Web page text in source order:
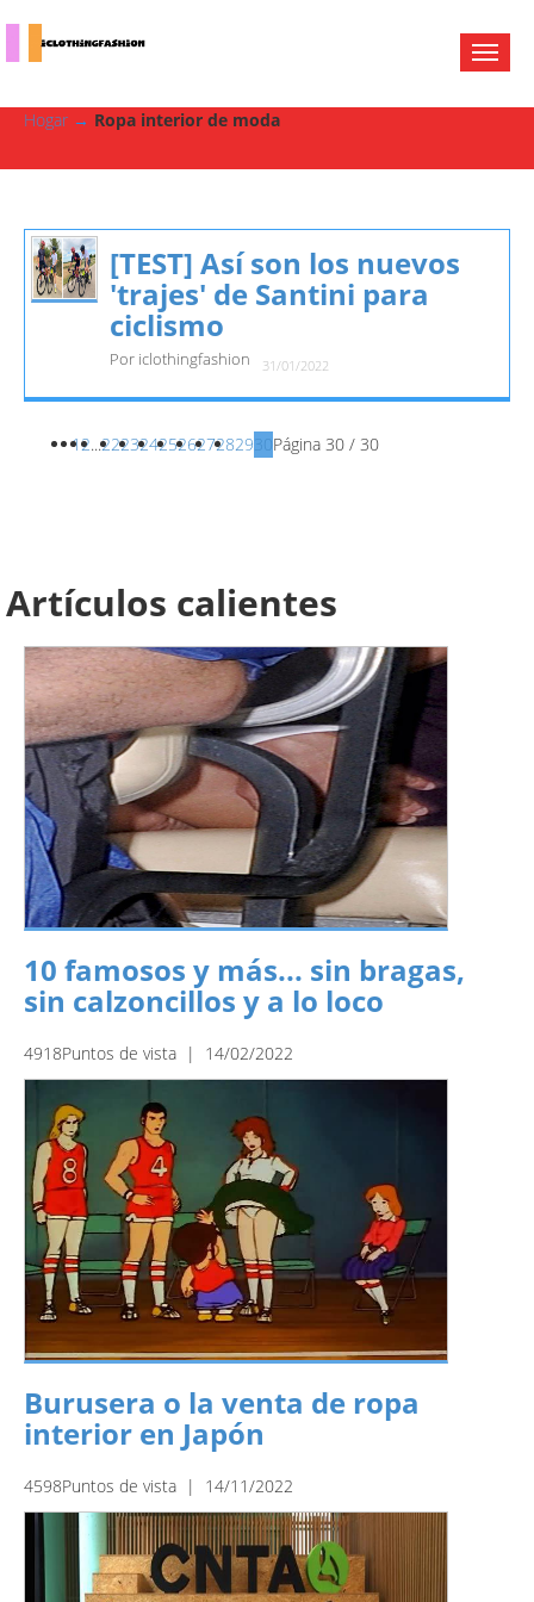
Hogar → Ropa interior de moda
[TEST] Así son los nuevos
'trajes' de Santini para
ciclismo
Por iclothingfashion 31/01/2022
12...2223242526272829 Página 30 / 30
Artículos calientes
10 famosos y más... sin bragas,
sin calzoncillos y a lo loco
4918Puntos de vista | 14/02/2022
Burusera o la venta de ropa
interior en Japón
4598Puntos de vista | 14/11/2022